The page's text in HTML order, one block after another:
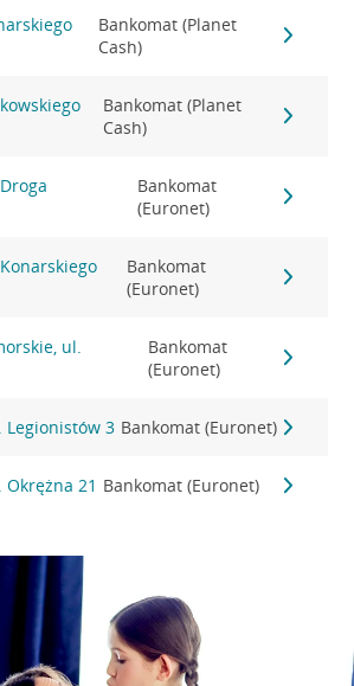
Bankomat (Planet
Cash)
Bankomat (Planet
Cash)
Bankomat
(Euronet)
Bankomat
(Euronet)
ul.
Bankomat
(Euronet)
Legionistów 3 Bankomat (Euronet)
21 Bankomat (Euronet)